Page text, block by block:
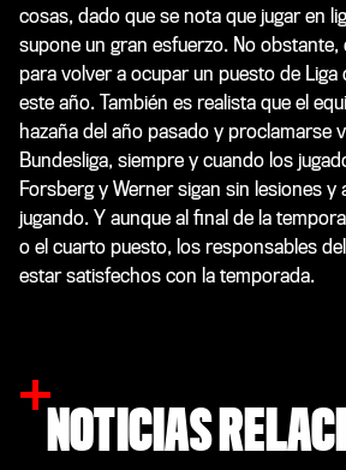
cosas, dado que se nota que jugar en
supone un gran esfuerzo. No obstante,
para volver a ocupar un puesto de Liga
este año. También es realista que el
hazaña del año pasado y proclamarse
Bundesliga, siempre y cuando los
Forsberg y Werner sigan sin lesiones y
jugando. Y aunque al final de la
o el cuarto puesto, los responsables
estar satisfechos con la temporada.
NOTICIAS